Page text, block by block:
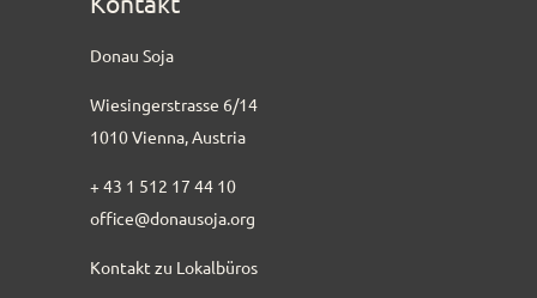
Donau Soja
Wiesingerstrasse 6/14
1010 Vienna, Austria
+ 43 1 512 17 44 10
office@donausoja.org
Kontakt zu Lokalbüros